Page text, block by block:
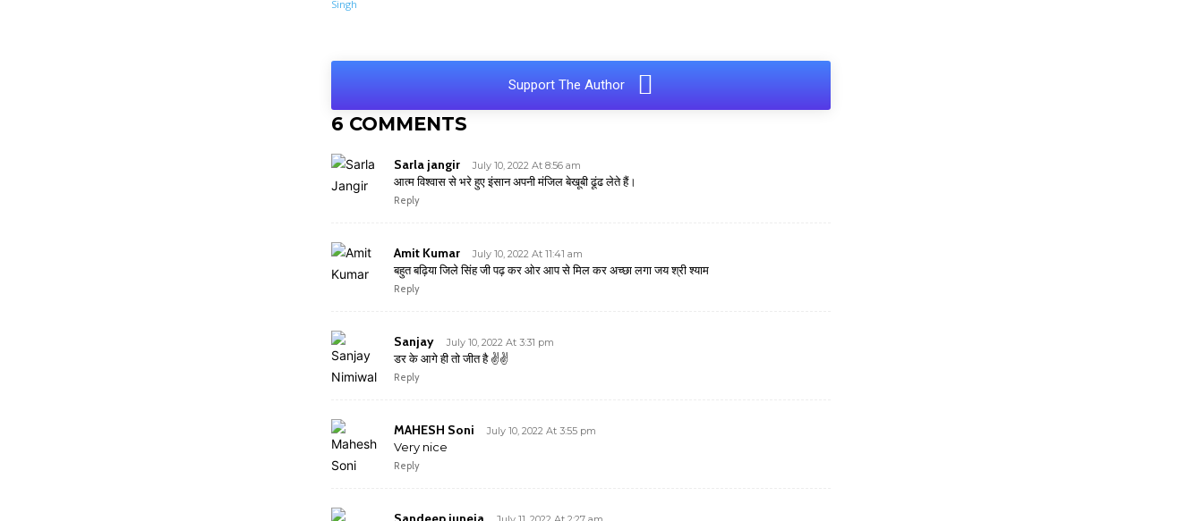
Support The Author
6 COMMENTS
Sarla jangir July 10, 2022 At 8:56 am
आत्म विश्वास से भरे हुए इंसान अपनी मंजिल बेखूबी ढूंढ लेते हैं।
Reply
Amit Kumar July 10, 2022 At 11:41 am
बहुत बढ़िया जिले सिंह जी पढ़ कर ओर आप से मिल कर अच्छा लगा जय श्री श्याम
Reply
Sanjay July 10, 2022 At 3:31 pm
डर के आगे ही तो जीत है ✌️✌️
Reply
MAHESH Soni July 10, 2022 At 3:55 pm
Very nice
Reply